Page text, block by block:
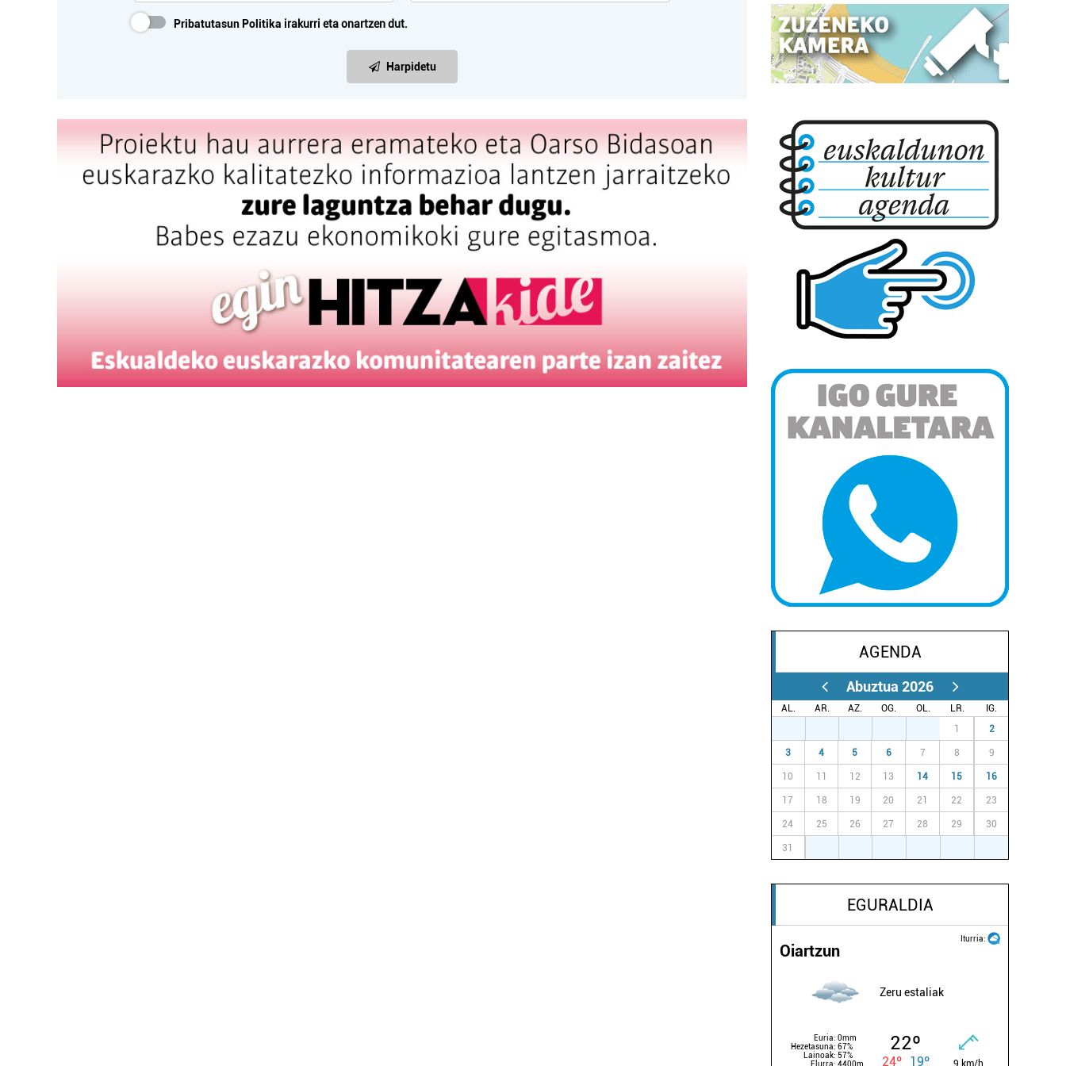
Pribatutasun Politika irakurri eta onartzen dut.
Harpidetu
AGENDA
Abuztua 2026
AL. AR. AZ. OG. OL. LR.
IG.
1 2
3 4 5 6 7 8 9
10 11 12 13 14 15 16
17 18 19 20 21 22 23
24 25 26 27 28 29 30
31
EGURALDIA
Iturria:
Oiartzun
Zeru estaliak
Euria: 0mm
Hezetasuna: 67%
Lainoak: 57%
Elurra: 4400m
22º
24º 19º 9 km/h